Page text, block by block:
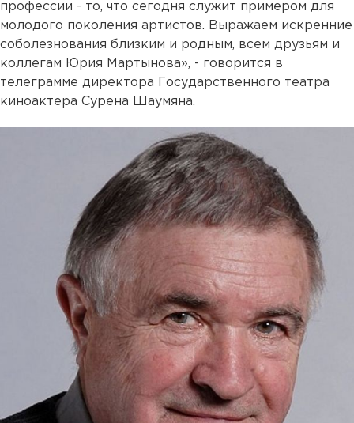
профессии - то, что сегодня служит примером для
молодого поколения артистов. Выражаем искренние
соболезнования близким и родным, всем друзьям и
коллегам Юрия Мартынова», - говорится в
телеграмме директора Государственного театра
киноактера Сурена Шаумяна.